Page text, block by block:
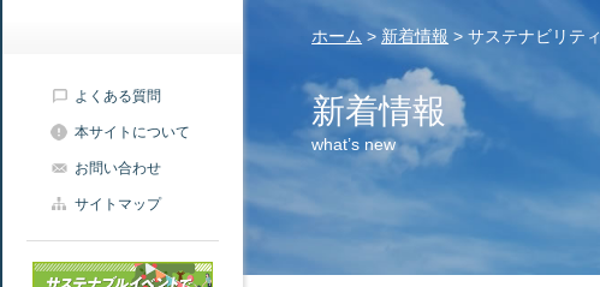
よくある質問
本サイトについて
お問い合わせ
サイトマップ
ホーム > 新着情報 > サステナビリティ
新着情報
what’s new